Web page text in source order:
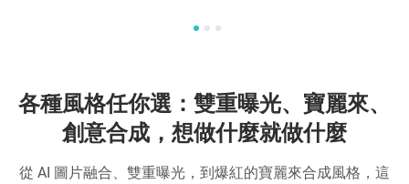
各種風格任你選：雙重曝光、寶麗來、
創意合成，想做什麼就做什麼
從 AI 圖片融合、雙重曝光，到爆紅的寶麗來合成風格，這